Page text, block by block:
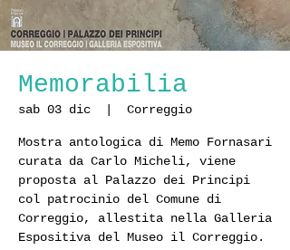
Memorabilia
sab 03 dic Correggio
Mostra antologica di Memo Fornasari
curata da Carlo Micheli, viene
proposta al Palazzo dei Principi
col patrocinio del Comune di
Correggio, allestita nella Galleria
Espositiva del Museo il Correggio.